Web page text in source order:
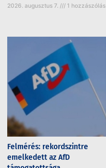
2026. augusztus 7. 1 hozzászólás
Felmérés: rekordszintre
emelkedett az AfD